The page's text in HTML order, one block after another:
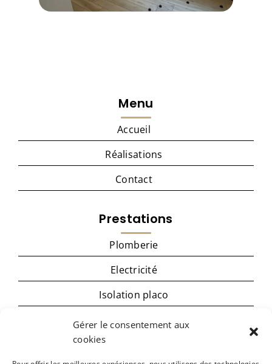
Gérer le consentement aux
cookies
Menu
Accueil
Réalisations
Contact
Prestations
Plomberie
Electricité
Isolation placo
Menuiserie